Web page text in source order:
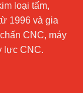
loại tấm,
1996 và gia
CNC, máy
lực CNC.